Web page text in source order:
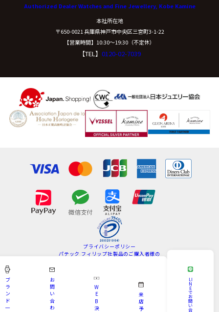
Authorized Dealer Watches and Fine Jewellery, Kobe Kamine
本社所在地
〒650-0021 兵庫県神戸市中央区三宮町3-1-22
【営業時間】10:30〜19:30（不定休）
【TEL】 0120-02-7039
プライバシーポリシー
パテック フィリップ社製品のご購入者様の
サイトマップ
Copyright © KAMINE All Rights Reserved.
ブ
ラ
ン
ド
一
お
問
い
合
わ
W
E
B
決
来
店
予
LI
N
E
で
お
問
い
合